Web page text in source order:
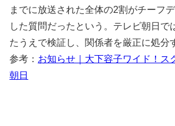
までに放送された全体の2割がチーフ
した質問だったという。テレビ朝日で
たうえで検証し、関係者を厳正に処分
参考： お知らせ｜大下容子ワイド！ス
朝日